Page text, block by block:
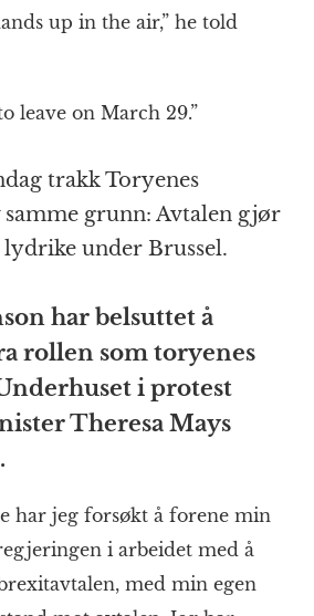
up in the air,” he told
leave on March 29.”
trakk Toryenes
samme grunn: Avtalen gjør
under Brussel.
har belsuttet å
rollen som toryenes
i protest
Theresa Mays
har jeg forsøkt å forene min
i arbeidet med å
med min egen